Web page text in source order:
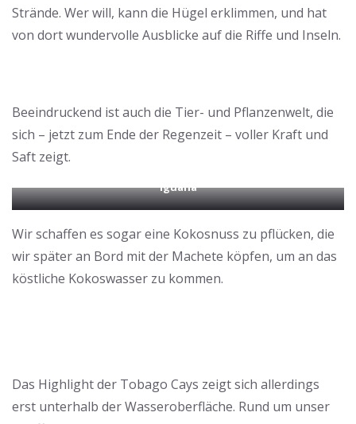
Strände. Wer will, kann die Hügel erklimmen, und hat
von dort wundervolle Ausblicke auf die Riffe und Inseln.
Beeindruckend ist auch die Tier- und Pflanzenwelt, die
sich – jetzt zum Ende der Regenzeit – voller Kraft und
Saft zeigt.
Iguana
Wir schaffen es sogar eine Kokosnuss zu pflücken, die
wir später an Bord mit der Machete köpfen, um an das
köstliche Kokoswasser zu kommen.
Das Highlight der Tobago Cays zeigt sich allerdings
erst unterhalb der Wasseroberfläche. Rund um unser